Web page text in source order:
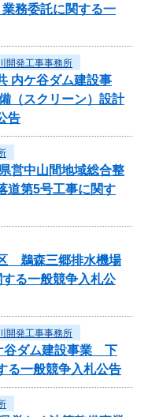
務委託に関する一
開発工事事務所
内ケ谷ダム建設事
（スクリーン）設計
告
営中山間地域総合整
道第5号工事に関す
鵜森三郷排水機場
る一般競争入札公
開発工事事務所
谷ダム建設事業 下
る一般競争入札公告